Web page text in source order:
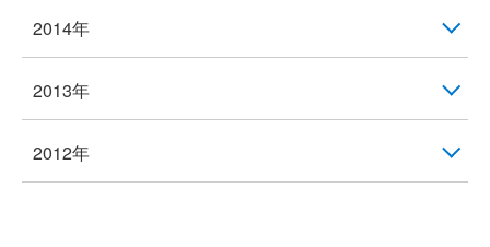
2014年
2013年
2012年